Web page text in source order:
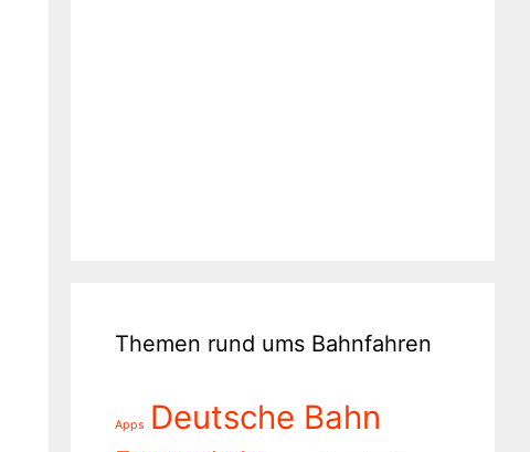
Themen rund ums Bahnfahren
Apps Deutsche Bahn